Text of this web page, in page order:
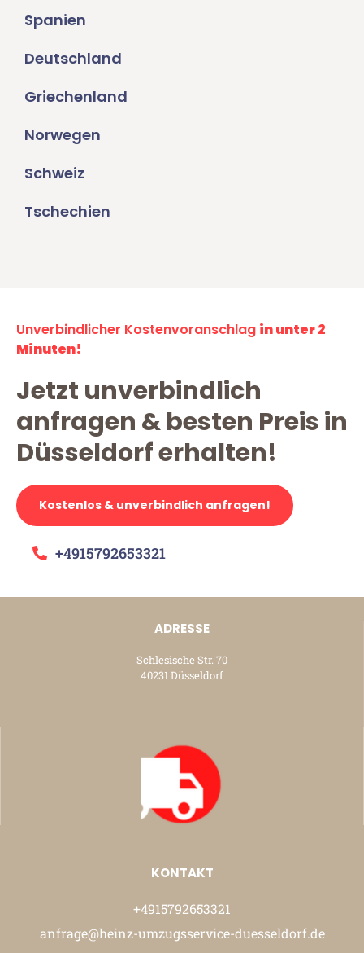
Spanien
Deutschland
Griechenland
Norwegen
Schweiz
Tschechien
Unverbindlicher Kostenvoranschlag in unter 2
Minuten!
Jetzt unverbindlich
anfragen & besten Preis in
Düsseldorf erhalten!
Kostenlos & unverbindlich anfragen!
+4915792653321
ADRESSE
Schlesische Str. 70
40231 Düsseldorf
KONTAKT
+4915792653321
anfrage@heinz-umzugsservice-duesseldorf.de